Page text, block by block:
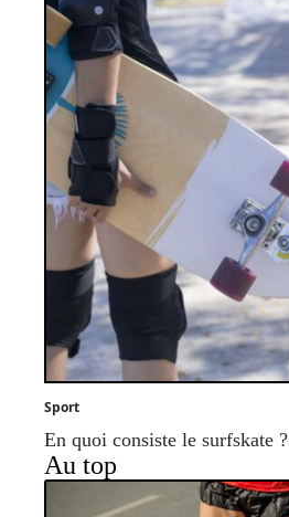
Sport
En quoi consiste le surfskate ?
Au top